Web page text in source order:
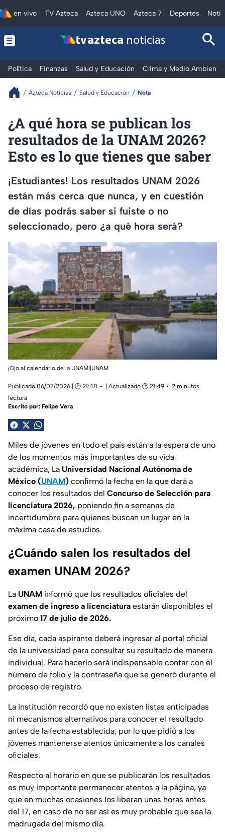
en vivo TV Azteca Azteca UNO Azteca 7 Deportes
tv azteca noticias
Política Finanzas Salud y Educación Clima y Medio Ambiente
Azteca Noticias Salud y Educación Nota
¿A qué hora se publican los
resultados de la UNAM 2026?
Esto es lo que tienes que saber
¡Estudiantes! Los resultados UNAM 2026
están más cerca que nunca, y en cuestión
de días podrás saber si fuiste o no
seleccionado, pero ¿a qué hora será?
¡Ojo al calendario de la UNAM!|UNAM
Publicado 06/07/2026 | 🕑 21:48 | Actualizado 🕑 21:49
2 minutos
lectura
Escrito por: Felipe Vera
Miles de jóvenes en todo el país están a la espera de uno
de los momentos más importantes de su vida
académica; La Universidad Nacional Autónoma de
México (UNAM) confirmó la fecha en la que dará a
conocer los resultados del Concurso de Selección para
licenciatura 2026, poniendo fin a semanas de
incertidumbre para quienes buscan un lugar en la
máxima casa de estudios.
¿Cuándo salen los resultados del
examen UNAM 2026?
La UNAM informó que los resultados oficiales del
examen de ingreso a licenciatura estarán disponibles el
próximo 17 de julio de 2026.
Ese día, cada aspirante deberá ingresar al portal oficial
de la universidad para consultar su resultado de manera
individual. Para hacerlo será indispensable contar con el
número de folio y la contraseña que se generó durante el
proceso de registro.
La institución recordó que no existen listas anticipadas
ni mecanismos alternativos para conocer el resultado
antes de la fecha establecida, por lo que pidió a los
jóvenes mantenerse atentos únicamente a los canales
oficiales.
Respecto al horario en que se publicarán los resultados
es muy importante permanecer atentos a la página, ya
que en muchas ocasiones los liberan unas horas antes
del 17, en caso de no ser así es muy probable que sea la
madrugada del mismo día.